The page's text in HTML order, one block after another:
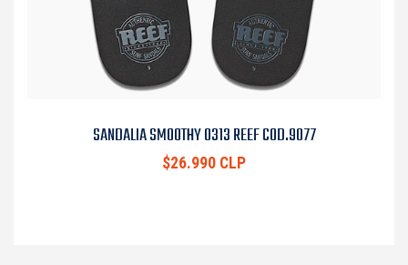
SANDALIA SMOOTHY 0313 REEF COD.9077
$26.990 CLP